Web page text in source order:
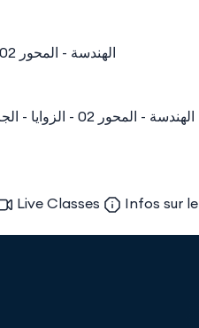
الهندسة - المحور 02 - الزوايا - الجزء 2 - منصف الزاوية
Live Classes
Infos sur le